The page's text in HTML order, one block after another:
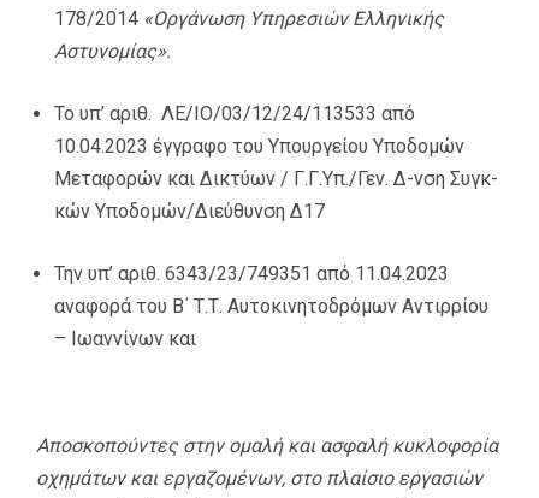
178/2014 «Οργάνωση Υπηρεσιών Ελληνικής
Αστυνομίας».
Το υπ’ αριθ. ΛΕ/ΙΟ/03/12/24/113533 από
10.04.2023 έγγραφο του Υπουργείου Υποδομών
Μεταφορών και Δικτύων / Γ.Γ.Υπ./Γεν. Δ-νση Συγκ-
κών Υποδομών/Διεύθυνση Δ17
Την υπ’ αριθ. 6343/23/749351 από 11.04.2023
αναφορά του Β΄ Τ.Τ. Αυτοκινητοδρόμων Αντιρρίου
– Ιωαννίνων και
Αποσκοπούντες στην ομαλή και ασφαλή κυκλοφορία
οχημάτων και εργαζομένων, στο πλαίσιο εργασιών